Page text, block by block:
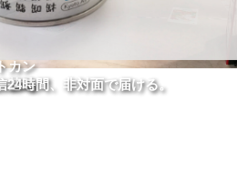
基地
カン
時間、非対面で届ける。